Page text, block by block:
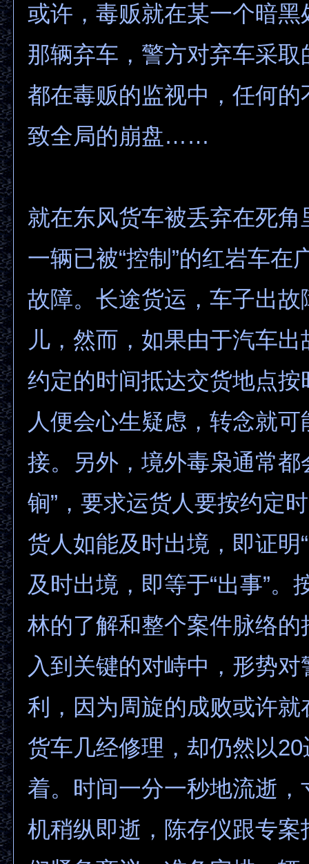
或许，毒贩就在某一个暗黑
那辆弃车，警方对弃车采取
都在毒贩的监视中，任何的
致全局的崩盘……
就在东风货车被丢弃在死角
一辆已被“控制”的红岩车在
故障。长途货运，车子出故
儿，然而，如果由于汽车
约定的时间抵达交货地点按
人便会心生疑虑，转念就
接。另外，境外毒枭通常都
锏”，要求运货人要按约定
货人如能及时出境，即证明
及时出境，即等于“出事”。
林的了解和整个案件脉络的
入到关键的对峙中，形势
利，因为周旋的成败或许就
货车几经修理，却仍然以
着。时间一分一秒地流逝，
机稍纵即逝，陈存仪跟专案